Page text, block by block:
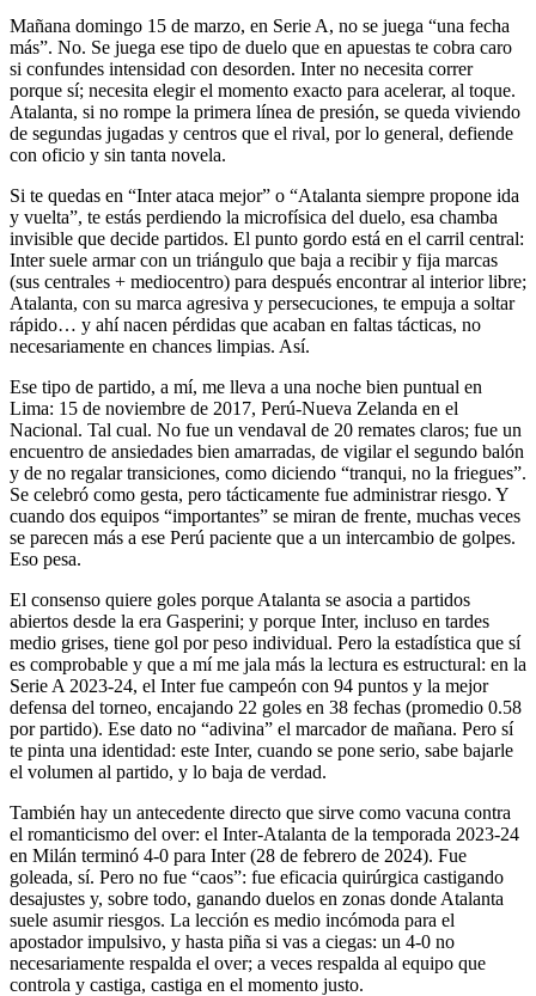
Mañana domingo 15 de marzo, en Serie A, no se juega “una fecha
más”. No. Se juega ese tipo de duelo que en apuestas te cobra caro
si confundes intensidad con desorden. Inter no necesita correr
porque sí; necesita elegir el momento exacto para acelerar, al toque.
Atalanta, si no rompe la primera línea de presión, se queda viviendo
de segundas jugadas y centros que el rival, por lo general, defiende
con oficio y sin tanta novela.
Si te quedas en “Inter ataca mejor” o “Atalanta siempre propone ida
y vuelta”, te estás perdiendo la microfísica del duelo, esa chamba
invisible que decide partidos. El punto gordo está en el carril central:
Inter suele armar con un triángulo que baja a recibir y fija marcas
(sus centrales + mediocentro) para después encontrar al interior libre;
Atalanta, con su marca agresiva y persecuciones, te empuja a soltar
rápido… y ahí nacen pérdidas que acaban en faltas tácticas, no
necesariamente en chances limpias. Así.
Ese tipo de partido, a mí, me lleva a una noche bien puntual en
Lima: 15 de noviembre de 2017, Perú-Nueva Zelanda en el
Nacional. Tal cual. No fue un vendaval de 20 remates claros; fue un
encuentro de ansiedades bien amarradas, de vigilar el segundo balón
y de no regalar transiciones, como diciendo “tranqui, no la friegues”.
Se celebró como gesta, pero tácticamente fue administrar riesgo. Y
cuando dos equipos “importantes” se miran de frente, muchas veces
se parecen más a ese Perú paciente que a un intercambio de golpes.
Eso pesa.
El consenso quiere goles porque Atalanta se asocia a partidos
abiertos desde la era Gasperini; y porque Inter, incluso en tardes
medio grises, tiene gol por peso individual. Pero la estadística que sí
es comprobable y que a mí me jala más la lectura es estructural: en la
Serie A 2023-24, el Inter fue campeón con 94 puntos y la mejor
defensa del torneo, encajando 22 goles en 38 fechas (promedio 0.58
por partido). Ese dato no “adivina” el marcador de mañana. Pero sí
te pinta una identidad: este Inter, cuando se pone serio, sabe bajarle
el volumen al partido, y lo baja de verdad.
También hay un antecedente directo que sirve como vacuna contra
el romanticismo del over: el Inter-Atalanta de la temporada 2023-24
en Milán terminó 4-0 para Inter (28 de febrero de 2024). Fue
goleada, sí. Pero no fue “caos”: fue eficacia quirúrgica castigando
desajustes y, sobre todo, ganando duelos en zonas donde Atalanta
suele asumir riesgos. La lección es medio incómoda para el
apostador impulsivo, y hasta piña si vas a ciegas: un 4-0 no
necesariamente respalda el over; a veces respalda al equipo que
controla y castiga, castiga en el momento justo.